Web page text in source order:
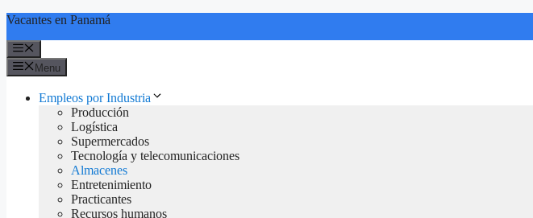
Skip
content
Vacantes en Panamá
Menu
Empleos por Industria
Producción
Logística
Supermercados
Tecnología y telecomunicaciones
Almacenes
Entretenimiento
Practicantes
Recursos humanos